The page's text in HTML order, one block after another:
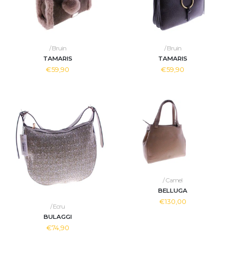
/ Bruin
TAMARIS
€59,90
/ Bruin
TAMARIS
€59,90
/ Ecru
BULAGGI
€74,90
/ Camel
BELLUGA
€130,00